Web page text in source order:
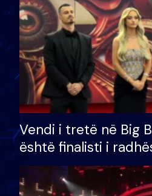
Vendi i tretë në Big
është finalisti i